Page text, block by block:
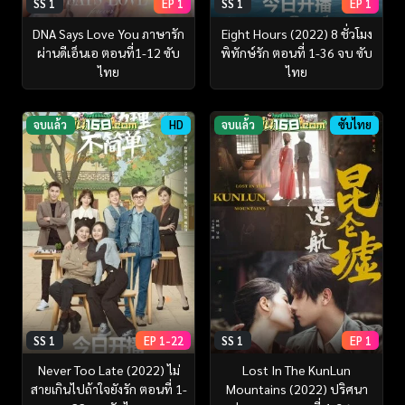
SS 1 EP 1
DNA Says Love You ภาษารัก
ผ่านดีเอ็นเอ ตอนที่1-12 ซับ
ไทย
SS 1 EP 1
Eight Hours (2022) 8 ชั่วโมง
พิทักษ์รัก ตอนที่ 1-36 จบ ซับ
ไทย
จบแล้ว HD
SS 1 EP 1-22
Never Too Late (2022) ไม่
สายเกินไปถ้าใจยังรัก ตอนที่ 1-
จบแล้ว ซับไทย
SS 1 EP 1
Lost In The KunLun
Mountains (2022) ปริศนา